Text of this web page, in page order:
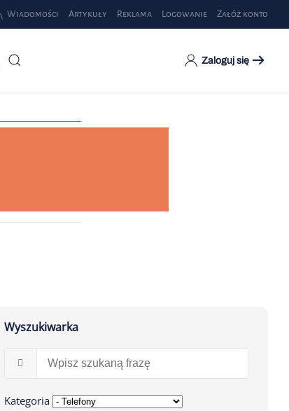
Wiadomości Artykuły Reklama Logowanie Załóż konto
Zaloguj się
SPRAWDŹ OFERTĘ! 0,70 € / DZIEŃ
OKAZJA! WPIS SPECJALNY OD 5 €
ZA TYDZIEŃ
Wyszukiwarka
Kategoria